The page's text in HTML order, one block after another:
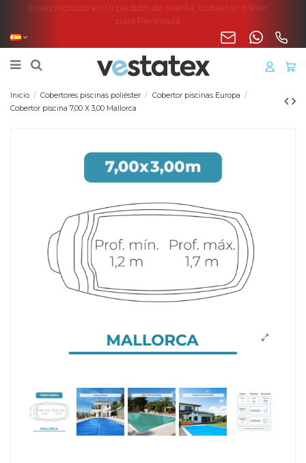
Envío incluido en tu pedido de manta, cobertor o liner
para Península
Inicio Cobertores piscinas poliéster
Cobertor piscinas Europa
Cobertor piscina 7,00 X 3,00 Mallorca